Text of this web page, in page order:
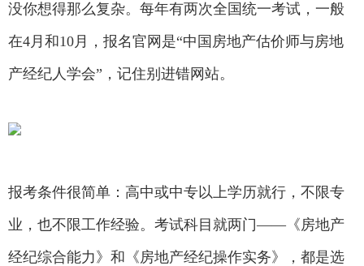
没你想得那么复杂。每年有两次全国统一考试，一般
在4月和10月，报名官网是“中国房地产估价师与房地
产经纪人学会”，记住别进错网站。
报考条件很简单：高中或中专以上学历就行，不限专
业，也不限工作经验。考试科目就两门——《房地产
经纪综合能力》和《房地产经纪操作实务》，都是选